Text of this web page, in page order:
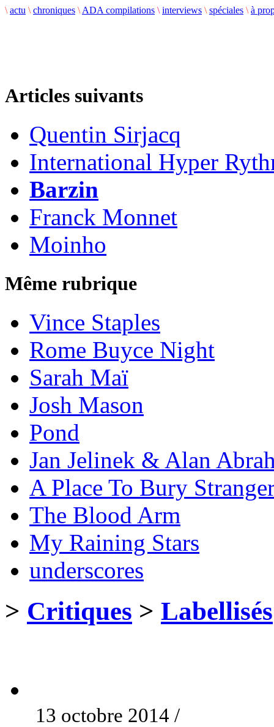
\ actu \ chroniques \ ADA compilations \ interviews \ spéciales \ à
Articles suivants
Quentin Sirjacq
International Hyper
Barzin
Franck Monnet
Moinho
Même rubrique
Vince Staples
Rome Buyce Night
Sarah Maï
Josh Mason
Pond
Jan Jelinek & Alan
A Place To Bury
The Blood Arm
My Raining Stars
underscores
> Critiques > Labellisés
13 octobre 2014 /